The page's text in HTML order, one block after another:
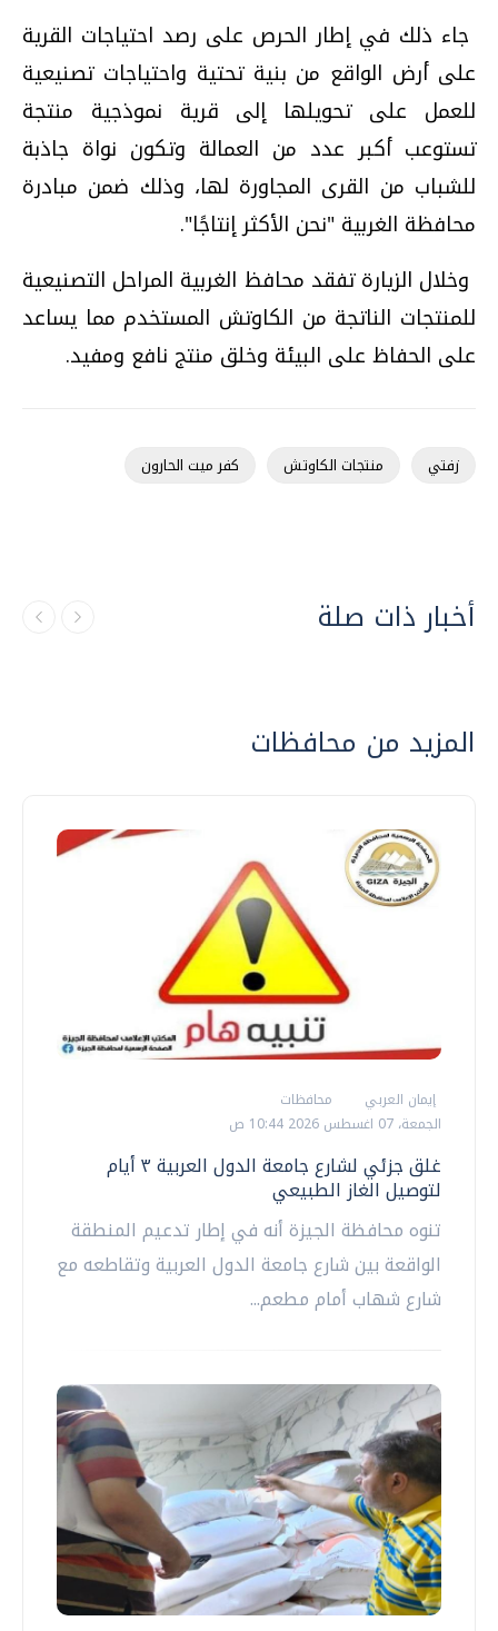
جاء ذلك في إطار الحرص على رصد احتياجات القرية
على أرض الواقع من بنية تحتية واحتياجات تصنيعية
للعمل على تحويلها إلى قرية نموذجية منتجة
تستوعب أكبر عدد من العمالة وتكون نواة جاذبة
للشباب من القرى المجاورة لها، وذلك ضمن مبادرة
محافظة الغربية "نحن الأكثر إنتاجًا".
وخلال الزيارة تفقد محافظ الغربية المراحل التصنيعية
للمنتجات الناتجة من الكاوتش المستخدم مما يساعد
على الحفاظ على البيئة وخلق منتج نافع ومفيد.
زفتي منتجات الكاوتش كفر ميت الحارون
أخبار ذات صلة
المزيد من محافظات
إيمان العربي
محافظات
الجمعة، 07 اغسطس 2026 10:44 ص
غلق جزئي لشارع جامعة الدول العربية ٣ أيام
لتوصيل الغاز الطبيعي
تنوه محافظة الجيزة أنه في إطار تدعيم المنطقة
الواقعة بين شارع جامعة الدول العربية وتقاطعه مع
شارع شهاب أمام مطعم...